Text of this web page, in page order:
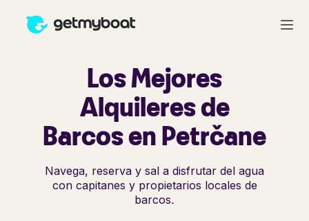
Los Mejores
Alquileres de
Barcos en Petrčane
Navega, reserva y sal a disfrutar del agua
con capitanes y propietarios locales de
barcos.